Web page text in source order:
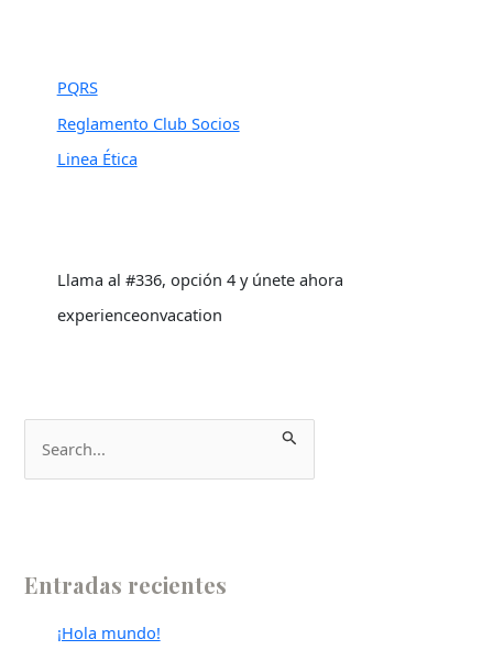
PQRS
Reglamento Club Socios
Linea Ética
Llama al #336, opción 4 y únete ahora
experienceonvacation
r
Entradas recientes
¡Hola mundo!